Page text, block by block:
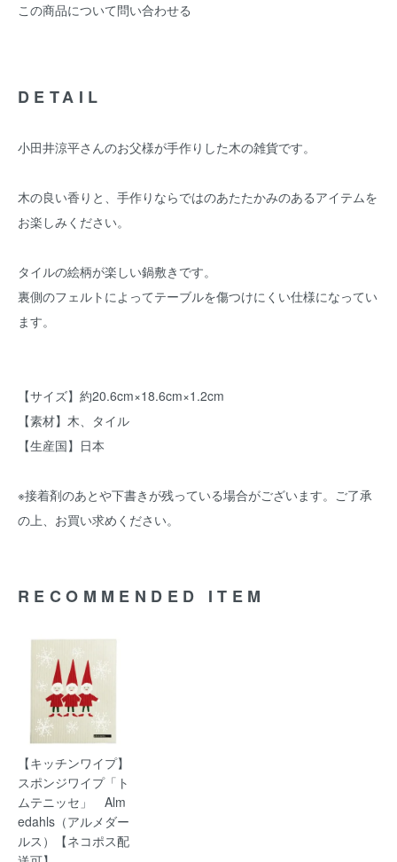
この商品について問い合わせる
DETAIL
小田井涼平さんのお父様が手作りした木の雑貨です。
木の良い香りと、手作りならではのあたたかみのあるアイテムを
お楽しみください。
タイルの絵柄が楽しい鍋敷きです。
裏側のフェルトによってテーブルを傷つけにくい仕様になってい
ます。
【サイズ】約20.6cm×18.6cm×1.2cm
【素材】木、タイル
【生産国】日本
※接着剤のあとや下書きが残っている場合がございます。ご了承
の上、お買い求めください。
RECOMMENDED ITEM
【キッチンワイプ】
スポンジワイプ「ト
ムテニッセ」 Alm
edahls（アルメダー
ルス）【ネコポス配